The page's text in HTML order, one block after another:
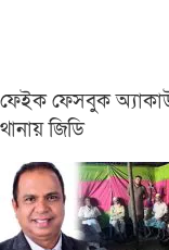
ফেইক ফেসবুক
থানায় জিডি